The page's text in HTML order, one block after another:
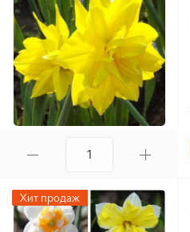
Хит продаж